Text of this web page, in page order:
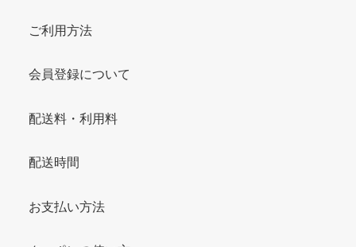
ご利用方法
会員登録について
配送料・利用料
配送時間
お支払い方法